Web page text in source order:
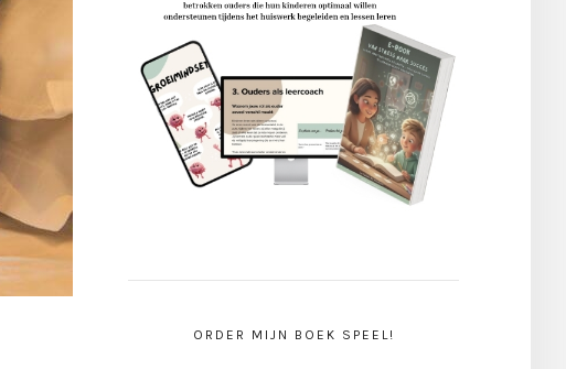
ORDER MIJN BOEK SPEEL!